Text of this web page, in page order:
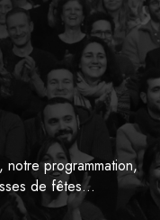
notre programmation,
de fêtes…